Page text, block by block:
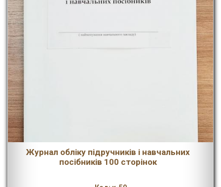
Журнал обліку підручників і навчальних
посібників 100 сторінок